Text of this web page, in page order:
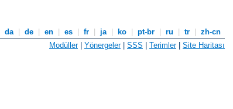
da de en es fr ja ko pt-br ru tr
zh-cn
Modüller| Yönergeler| SSS | Terimler| Site Haritası